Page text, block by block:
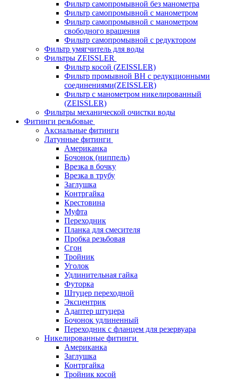
Фильтр самопромывной без манометра
Фильтр самопромывной с манометром
Фильтр самопромывной с манометром
свободного вращения
Фильтр самопромывной с редуктором
Фильтр умягчитель для воды
Фильтры ZEISSLER
Фильтр косой (ZEISSLER)
Фильтр промывной ВН с редукционными
соединениями(ZEISSLER)
Фильтр с манометром никелированный
(ZEISSLER)
Фильтры механической очистки воды
Фитинги резьбовые
Аксиальные фитинги
Латунные фитинги
Американка
Бочонок (ниппель)
Врезка в бочку
Врезка в трубу
Заглушка
Контргайка
Крестовина
Муфта
Переходник
Планка для смесителя
Пробка резьбовая
Сгон
Тройник
Уголок
Удлинительная гайка
Футорка
Штуцер переходной
Эксцентрик
Адаптер штуцера
Бочонок удлиненный
Переходник с фланцем для резервуара
Никелированные фитинги
Американка
Заглушка
Контргайка
Тройник косой